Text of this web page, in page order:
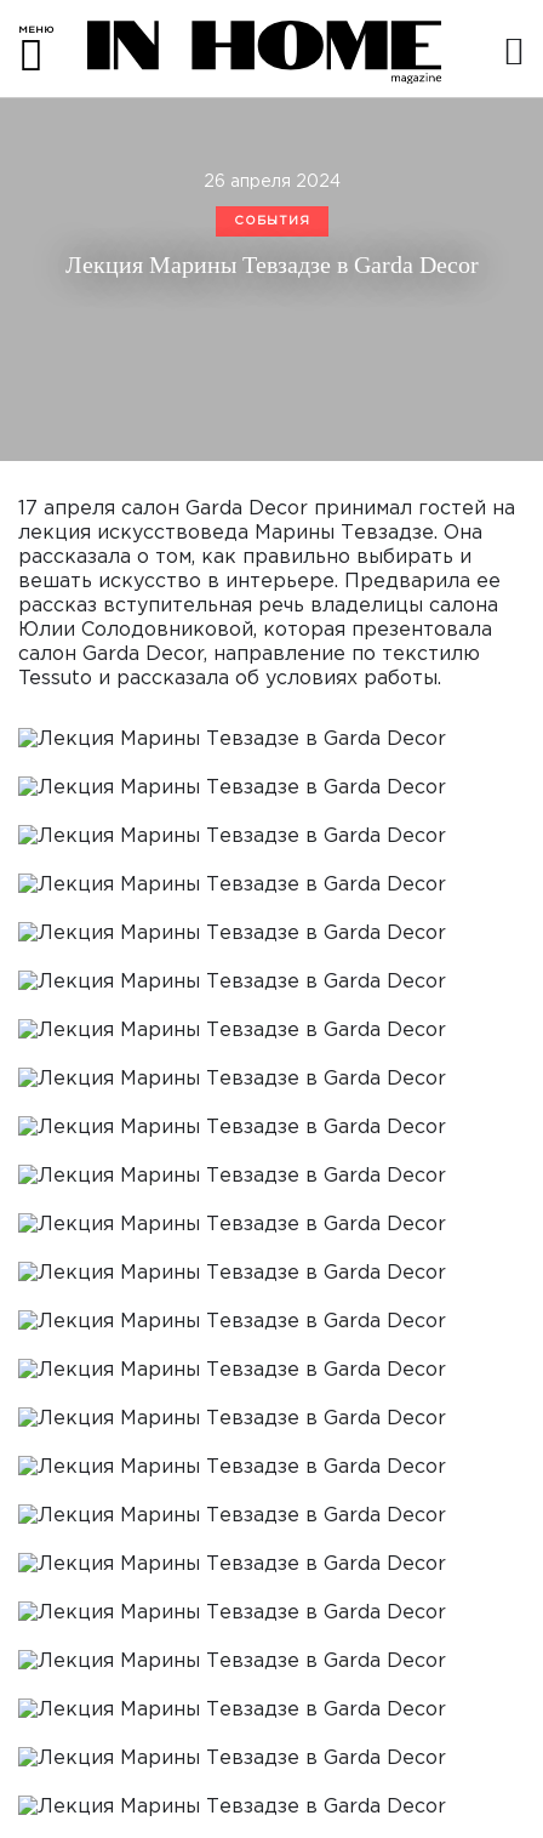
МЕНЮ
26 апреля 2024
СОБЫТИЯ
Лекция Марины Тевзадзе в Garda Decor
17 апреля салон Garda Decor принимал гостей на
лекция искусствоведа Марины Тевзадзе. Она
рассказала о том, как правильно выбирать и
вешать искусство в интерьере. Предварила ее
рассказ вступительная речь владелицы салона
Юлии Солодовниковой, которая презентовала
салон Garda Decor, направление по текстилю
Tessuto и рассказала об условиях работы.